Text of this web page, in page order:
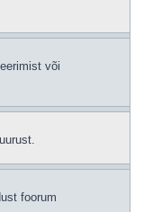
või
foorum